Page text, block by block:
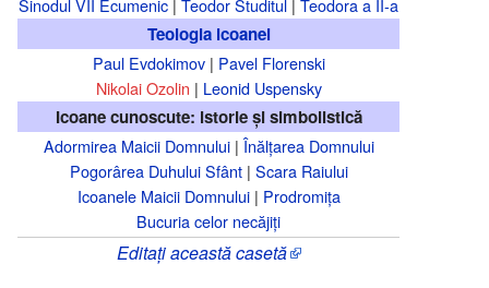
Sinodul VII Ecumenic | Teodor Studitul | Teodora a II-a
Teologia icoanei
Paul Evdokimov| Pavel Florenski
Nikolai Ozolin | Leonid Uspensky
Icoane cunoscute: istorie și simbolistică
Adormirea Maicii Domnului| Înălțarea Domnului
Pogorârea Duhului Sfânt| Scara Raiului
Icoanele Maicii Domnului| Prodromița
Bucuria celor necăjiți
Editați această casetă